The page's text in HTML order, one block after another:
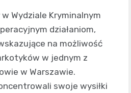
Wydziale Kryminalnym
działaniom,
na możliwość
w jednym z
w Warszawie.
swoje wysiłki